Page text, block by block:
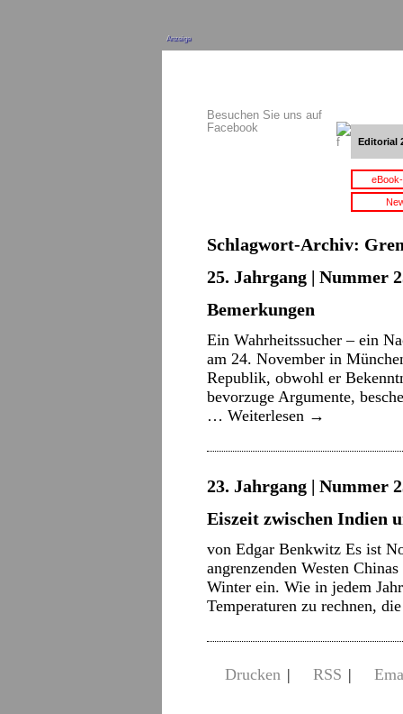
Anzeige
Besuchen Sie uns auf
Facebook
Editorial
Schlagwort-Archiv:
25. Jahrgang | Nummer
Bemerkungen
Ein Wahrheitssucher – ein
am 24. November in
Republik, obwohl er
bevorzuge Argumente,
… Weiterlesen →
23. Jahrgang | Nummer
Eiszeit zwischen Indien
von Edgar Benkwitz Es ist
angrenzenden Westen
Winter ein. Wie in jedem
Temperaturen zu rechnen,
Drucken | RSS |